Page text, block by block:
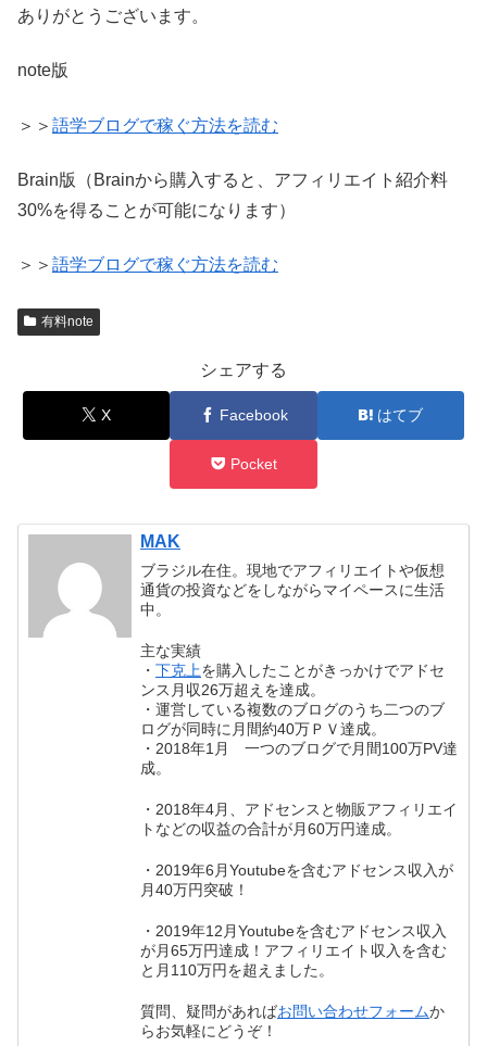
ありがとうございます。
note版
＞＞ 語学ブログで稼ぐ方法を読む
Brain版（Brainから購入すると、アフィリエイト紹介料
30%を得ることが可能になります）
＞＞ 語学ブログで稼ぐ方法を読む
有料note
シェアする
X Facebook はてブ
Pocket
MAK
ブラジル在住。現地でアフィリエイトや仮想
通貨の投資などをしながらマイペースに生活
中。
主な実績
・下克上を購入したことがきっかけでアドセ
ンス月収26万超えを達成。
・運営している複数のブログのうち二つのブ
ログが同時に月間約40万ＰＶ達成。
・2018年1月 一つのブログで月間100万PV達
成。
・2018年4月、アドセンスと物販アフィリエイ
トなどの収益の合計が月60万円達成。
・2019年6月Youtubeを含むアドセンス収入が
月40万円突破！
・2019年12月Youtubeを含むアドセンス収入
が月65万円達成！アフィリエイト収入を含む
と月110万円を超えました。
質問、疑問があればお問い合わせフォームか
らお気軽にどうぞ！